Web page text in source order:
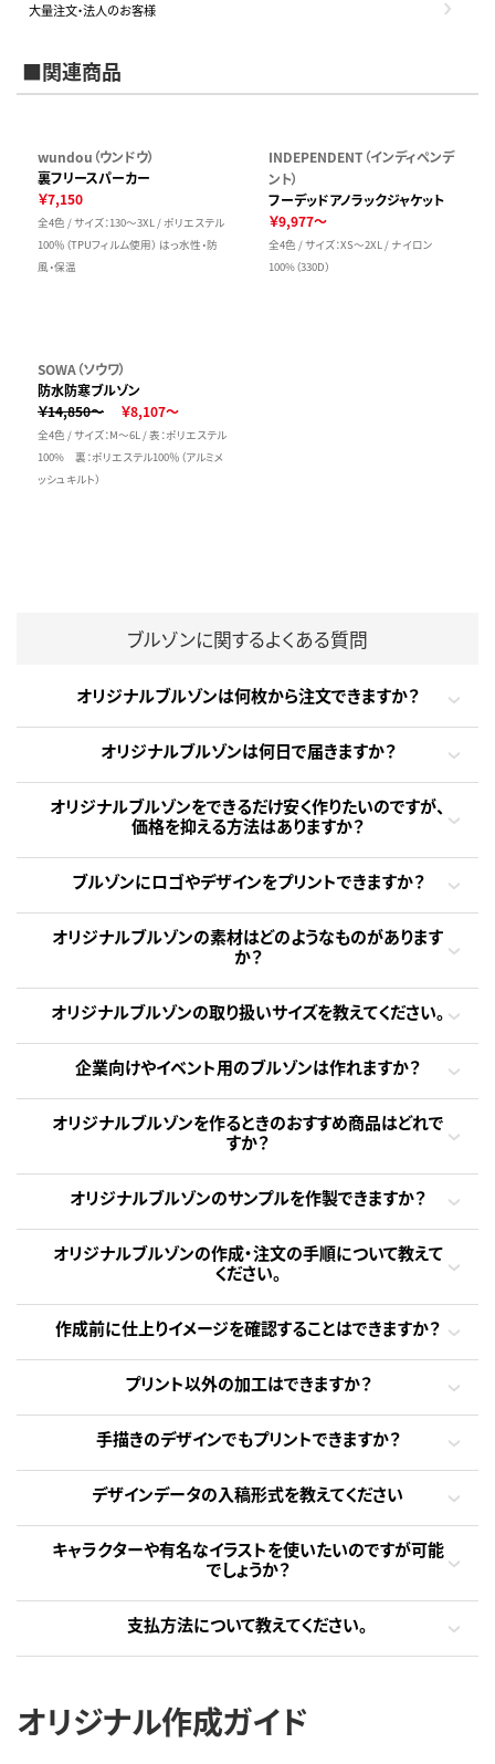
大量注文・法人のお客様
■関連商品
wundou（ウンドウ）
裏フリースパーカー
￥7,150
全4色 / サイズ：130～3XL / ポリエステル
100％（TPUフィルム使用） はっ水性・防
風・保温
INDEPENDENT（インディペンデ
ント）
フーデッドアノラックジャケット
￥9,977～
全4色 / サイズ：XS～2XL / ナイロン
100%（330D）
SOWA（ソウワ）
防水防寒ブルゾン
￥14,850～
￥8,107～
全4色 / サイズ：M～6L / 表：ポリエステル
100% 裏：ポリエステル100％（アルミメ
ッシュキルト）
ブルゾンに関するよくある質問
オリジナルブルゾンは何枚から注文できますか？
オリジナルブルゾンは何日で届きますか？
オリジナルブルゾンをできるだけ安く作りたいのですが、
価格を抑える方法はありますか？
ブルゾンにロゴやデザインをプリントできますか？
オリジナルブルゾンの素材はどのようなものがあります
か？
オリジナルブルゾンの取り扱いサイズを教えてください。
企業向けやイベント用のブルゾンは作れますか？
オリジナルブルゾンを作るときのおすすめ商品はどれで
すか？
オリジナルブルゾンのサンプルを作製できますか？
オリジナルブルゾンの作成・注文の手順について教えて
ください。
作成前に仕上りイメージを確認することはできますか？
プリント以外の加工はできますか？
手描きのデザインでもプリントできますか？
デザインデータの入稿形式を教えてください
キャラクターや有名なイラストを使いたいのですが可能
でしょうか？
支払方法について教えてください。
オリジナル作成ガイド